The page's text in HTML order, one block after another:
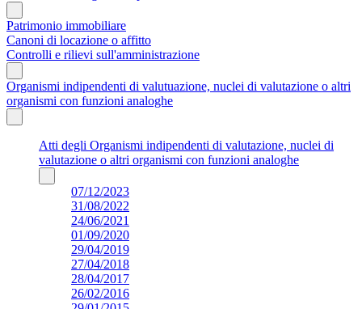
Patrimonio immobiliare
Canoni di locazione o affitto
Controlli e rilievi sull'amministrazione
Organismi indipendenti di valutuazione, nuclei di valutazione o altri
organismi con funzioni analoghe
Atti degli Organismi indipendenti di valutazione, nuclei di
valutazione o altri organismi con funzioni analoghe
07/12/2023
31/08/2022
24/06/2021
01/09/2020
29/04/2019
27/04/2018
28/04/2017
26/02/2016